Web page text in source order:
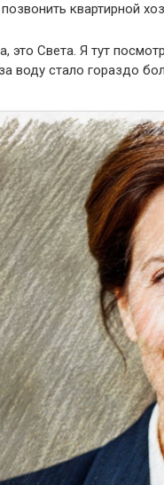
квартирной
это Света. Я тут
воду стало гораздо